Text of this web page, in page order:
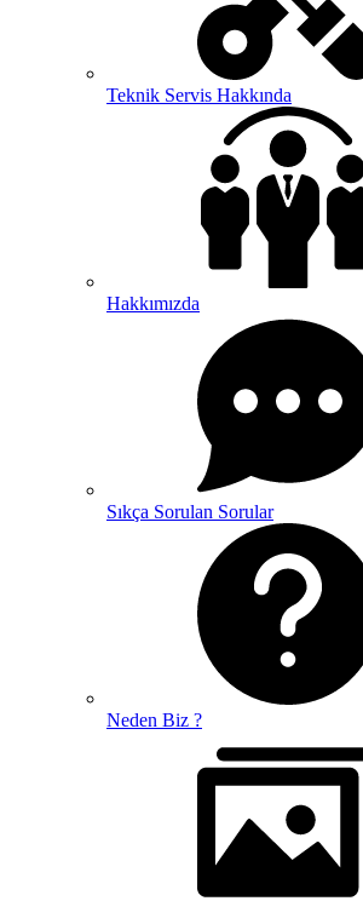
Teknik Servis Hakkında
Hakkımızda
Sıkça Sorulan Sorular
Neden Biz ?